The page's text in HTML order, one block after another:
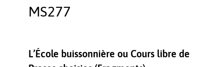
MS277
L’École buissonnière ou Cours libre de